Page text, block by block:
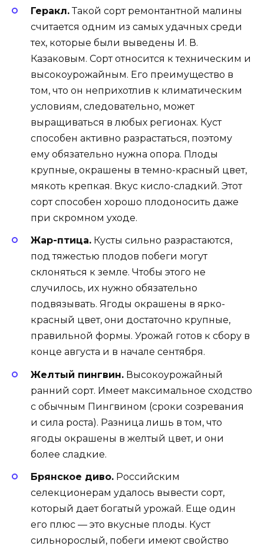
Геракл.Такой сорт ремонтантной малины
считается одним из самых удачных среди
тех, которые были выведены И. В.
Казаковым. Сорт относится к техническим и
высокоурожайным. Его преимущество в
том, что он неприхотлив к климатическим
условиям, следовательно, может
выращиваться в любых регионах. Куст
способен активно разрастаться, поэтому
ему обязательно нужна опора. Плоды
крупные, окрашены в темно-красный цвет,
мякоть крепкая. Вкус кисло-сладкий. Этот
сорт способен хорошо плодоносить даже
при скромном уходе.
Жар-птица. Кусты сильно разрастаются,
под тяжестью плодов побеги могут
склоняться к земле. Чтобы этого не
случилось, их нужно обязательно
подвязывать. Ягоды окрашены в ярко-
красный цвет, они достаточно крупные,
правильной формы. Урожай готов к сбору в
конце августа и в начале сентября.
Желтый пингвин. Высокоурожайный
ранний сорт. Имеет максимальное сходство
с обычным Пингвином (сроки созревания
и сила роста). Разница лишь в том, что
ягоды окрашены в желтый цвет, и они
более сладкие.
Брянское диво. Российским
селекционерам удалось вывести сорт,
который дает богатый урожай. Еще один
его плюс — это вкусные плоды. Куст
сильнорослый, побеги имеют свойство